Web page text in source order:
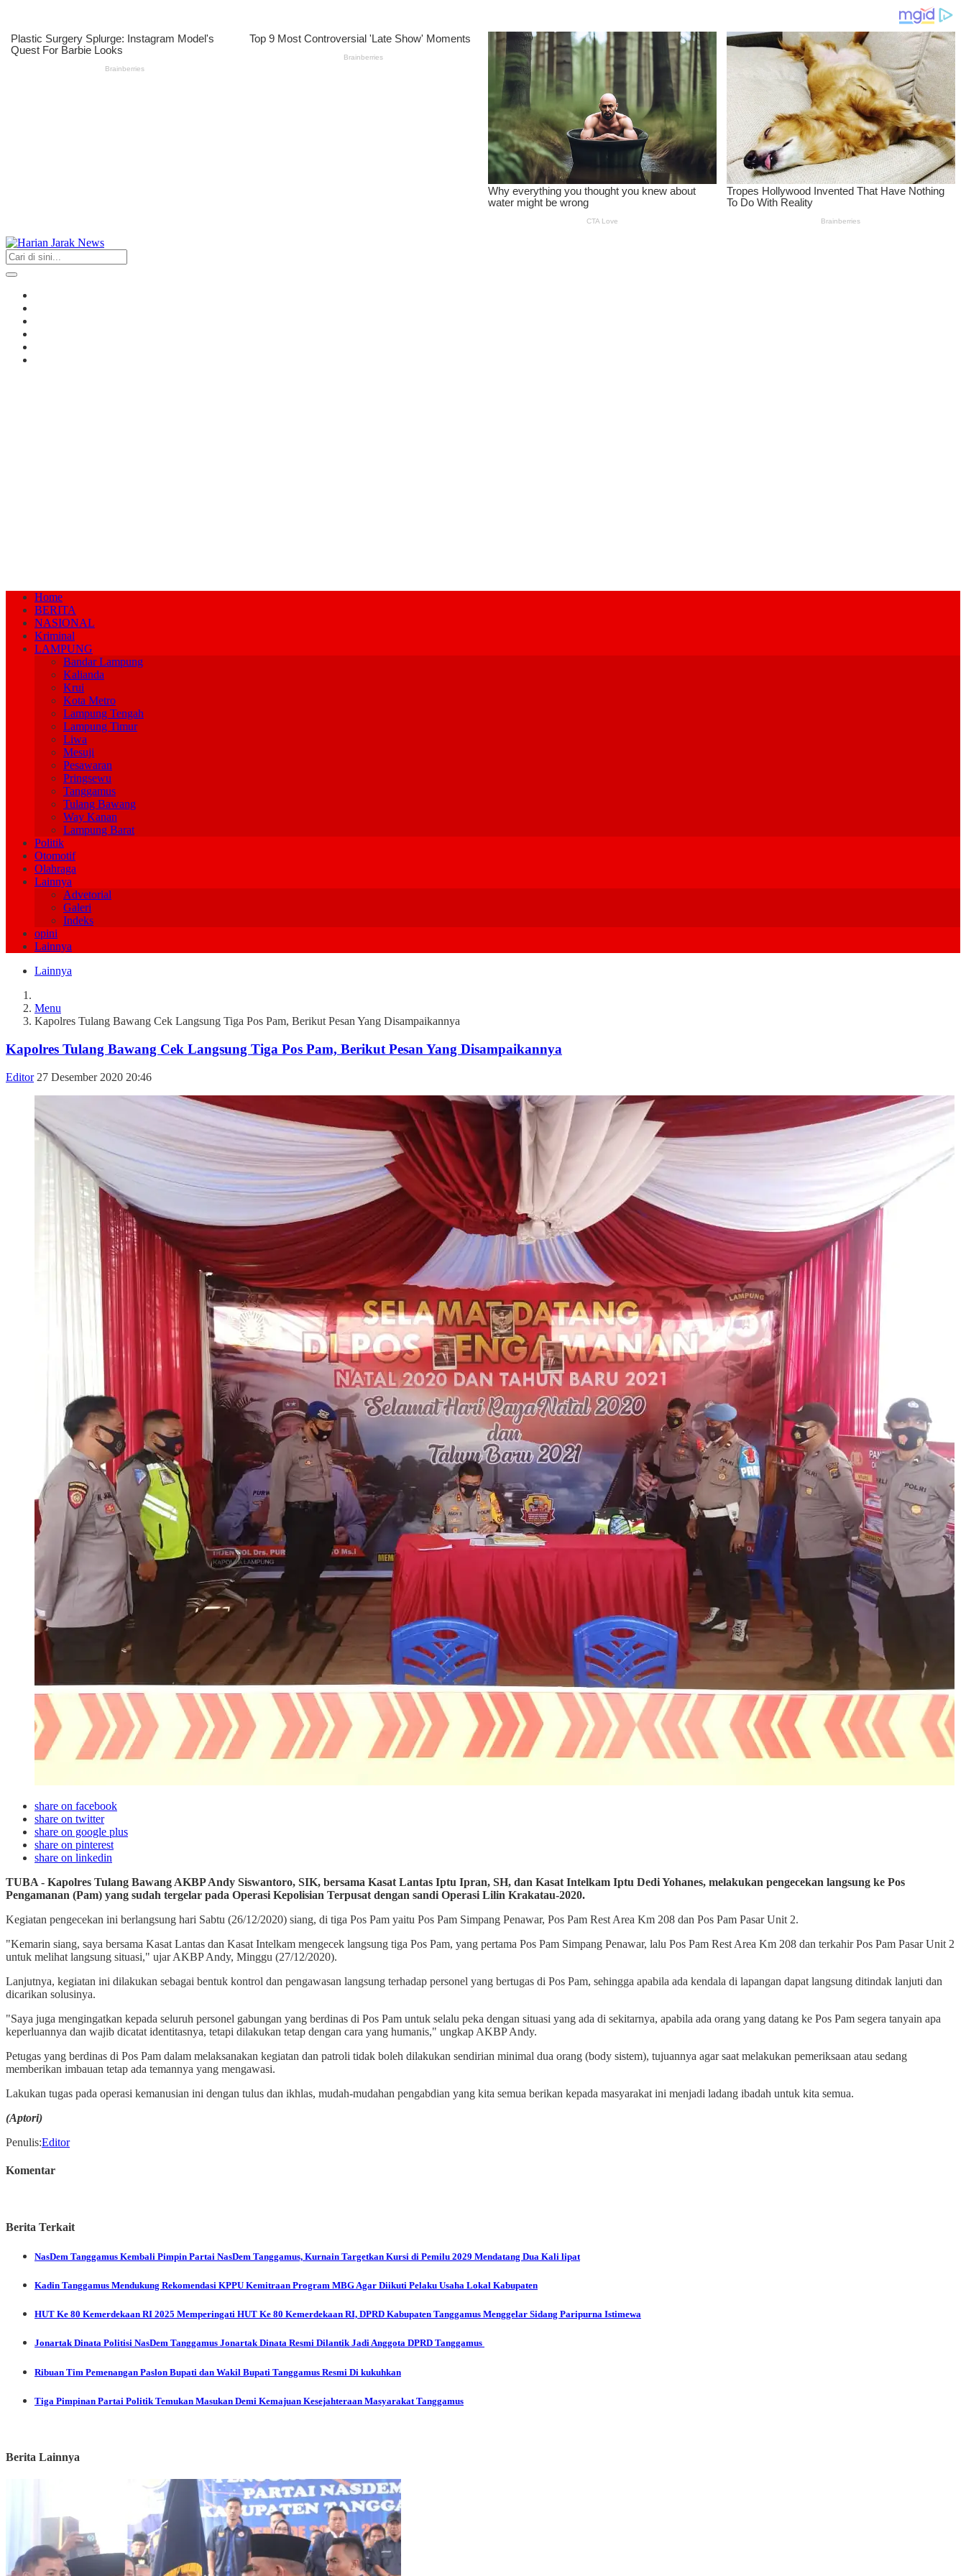
Home
BERITA
NASIONAL
Kriminal
LAMPUNG
Bandar Lampung
Kalianda
Krui
Kota Metro
Lampung Tengah
Lampung Timur
Liwa
Mesuji
Pesawaran
Pringsewu
Tanggamus
Tulang Bawang
Way Kanan
Lampung Barat
Politik
Otomotif
Olahraga
Lainnya
Advetorial
Galeri
Indeks
opini
Lainnya
Lainnya
Menu
Kapolres Tulang Bawang Cek Langsung Tiga Pos Pam, Berikut Pesan Yang Disampaikannya
Kapolres Tulang Bawang Cek Langsung Tiga Pos Pam, Berikut Pesan Yang Disampaikannya
Editor 27 Desember 2020 20:46
share on facebook
share on twitter
share on google plus
share on pinterest
share on linkedin
TUBA - Kapolres Tulang Bawang AKBP Andy Siswantoro, SIK, bersama Kasat Lantas Iptu Ipran, SH, dan Kasat Intelkam Iptu Dedi Yohanes, melakukan pengecekan langsung ke Pos
Pengamanan (Pam) yang sudah tergelar pada Operasi Kepolisian Terpusat dengan sandi Operasi Lilin Krakatau-2020.
Kegiatan pengecekan ini berlangsung hari Sabtu (26/12/2020) siang, di tiga Pos Pam yaitu Pos Pam Simpang Penawar, Pos Pam Rest Area Km 208 dan Pos Pam Pasar Unit 2.
"Kemarin siang, saya bersama Kasat Lantas dan Kasat Intelkam mengecek langsung tiga Pos Pam, yang pertama Pos Pam Simpang Penawar, lalu Pos Pam Rest Area Km 208 dan terkahir Pos Pam Pasar Unit 2
untuk melihat langsung situasi," ujar AKBP Andy, Minggu (27/12/2020).
Lanjutnya, kegiatan ini dilakukan sebagai bentuk kontrol dan pengawasan langsung terhadap personel yang bertugas di Pos Pam, sehingga apabila ada kendala di lapangan dapat langsung ditindak lanjuti dan
dicarikan solusinya.
"Saya juga mengingatkan kepada seluruh personel gabungan yang berdinas di Pos Pam untuk selalu peka dengan situasi yang ada di sekitarnya, apabila ada orang yang datang ke Pos Pam segera tanyain apa
keperluannya dan wajib dicatat identitasnya, tetapi dilakukan tetap dengan cara yang humanis," ungkap AKBP Andy.
Petugas yang berdinas di Pos Pam dalam melaksanakan kegiatan dan patroli tidak boleh dilakukan sendirian minimal dua orang (body sistem), tujuannya agar saat melakukan pemeriksaan atau sedang
memberikan imbauan tetap ada temannya yang mengawasi.
Lakukan tugas pada operasi kemanusian ini dengan tulus dan ikhlas, mudah-mudahan pengabdian yang kita semua berikan kepada masyarakat ini menjadi ladang ibadah untuk kita semua.
(Aptori)
Penulis:Editor
Komentar
Berita Terkait
NasDem Tanggamus Kembali Pimpin Partai NasDem Tanggamus, Kurnain Targetkan Kursi di Pemilu 2029 Mendatang Dua Kali lipat
Kadin Tanggamus Mendukung Rekomendasi KPPU Kemitraan Program MBG Agar Diikuti Pelaku Usaha Lokal Kabupaten
HUT Ke 80 Kemerdekaan RI 2025 Memperingati HUT Ke 80 Kemerdekaan RI, DPRD Kabupaten Tanggamus Menggelar Sidang Paripurna Istimewa
Jonartak Dinata Politisi NasDem Tanggamus Jonartak Dinata Resmi Dilantik Jadi Anggota DPRD Tanggamus
Ribuan Tim Pemenangan Paslon Bupati dan Wakil Bupati Tanggamus Resmi Di kukuhkan
Tiga Pimpinan Partai Politik Temukan Masukan Demi Kemajuan Kesejahteraan Masyarakat Tanggamus
Berita Lainnya